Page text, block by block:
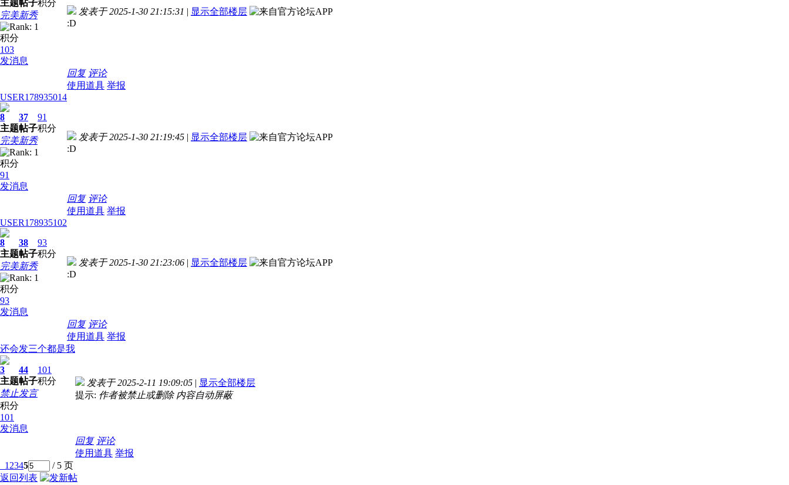
主题帖子积分
完美新秀
积分
103
发消息
发表于 2025-1-30 21:15:31 | 显示全部楼层
:D
回复 评论
使用道具 举报
USER178935014
8
主题
37
帖子
91
积分
完美新秀
积分
91
发消息
发表于 2025-1-30 21:19:45 | 显示全部楼层
:D
回复 评论
使用道具 举报
USER178935102
8
主题
38
帖子
93
积分
完美新秀
积分
93
发消息
发表于 2025-1-30 21:23:06 | 显示全部楼层
:D
回复 评论
使用道具 举报
还会发三个都是我
3
主题
44
帖子
101
积分
禁止发言
积分
101
发消息
发表于 2025-2-11 19:09:05 | 显示全部楼层
提示: 作者被禁止或删除 内容自动屏蔽
回复 评论
使用道具 举报
1 2345
/ 5 页
返回列表